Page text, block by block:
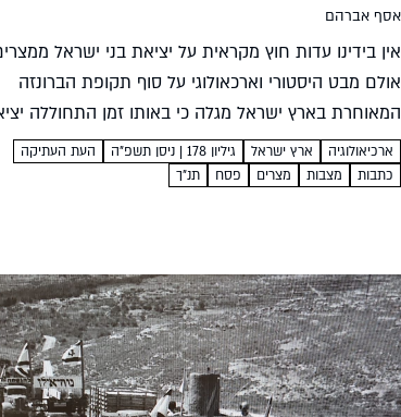
אסף אברהם
אין בידינו עדות חוץ מקראית על יציאת בני ישראל
אולם מבט היסטורי וארכאולוגי על סוף תקופת הברונזה
המאוחרת בארץ ישראל מגלה כי באותו זמן התחוללה
של המצרים מכנען. האם יש קשר בין השתיים?...
ארכיאולוגיה ארץ ישראל גיליון 178 | ניסן תשפ"ה
העת העתיקה
כתבות
מצבות מצרים פסח תנ"ך